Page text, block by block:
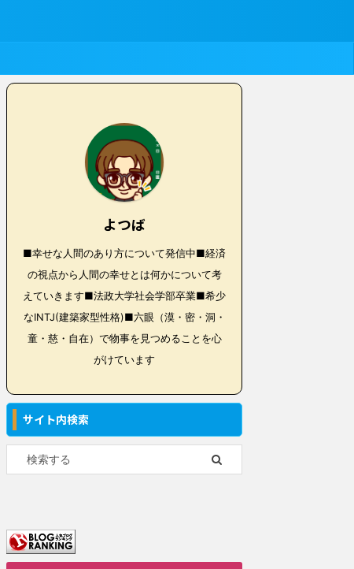
よつば
■幸せな人間のあり方について発信中■経済
の視点から人間の幸せとは何かについて考
えていきます■法政大学社会学部卒業■希少
なINTJ(建築家型性格)■六眼（漠・密・洞・
童・慈・自在）で物事を見つめることを心
がけています
サイト内検索